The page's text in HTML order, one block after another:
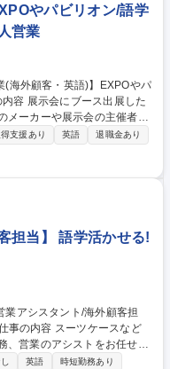
やパビリオン/語学
営業
メーカーや展示会の主催者へ
進行～納品管理まで一気通貫
ヒアリング内容をもとに具体
場合も：案件によっては競争
：自社チームとの調整、ス
立会：製作物の品質＆仕様
躍可能★
支援あり 英語
退職金あり
担当】 語学活かせる!
、営業のアシストをお任せし
る製品開発に強み！★海外顧
英語
時短勤務あり